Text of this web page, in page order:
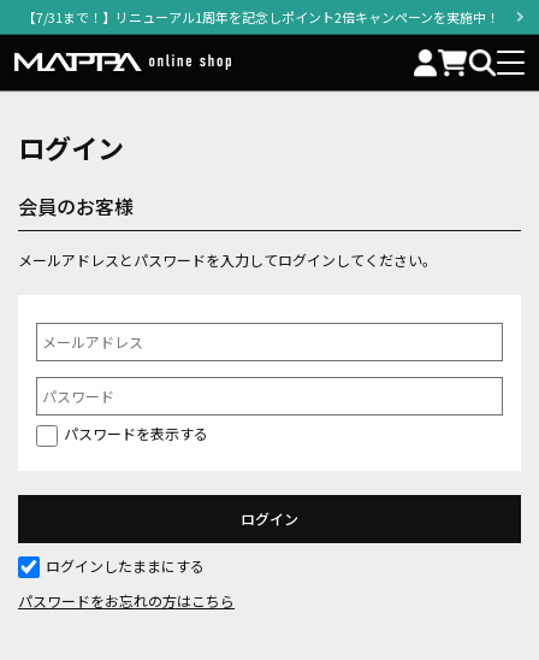
【7/31まで！】リニューアル1周年を記念しポイント2倍キャンペーンを実施中！
ログイン
会員のお客様
メールアドレスとパスワードを入力してログインしてください。
パスワードを表示する
ログインしたままにする
パスワードをお忘れの方はこちら